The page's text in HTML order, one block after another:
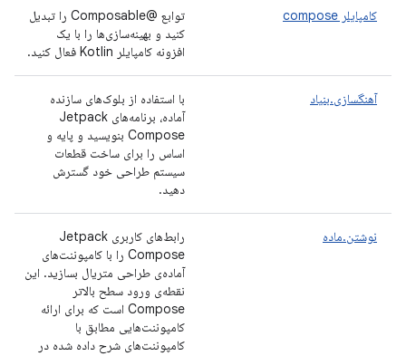
کامپایلر compose
توابع @Composable را تبدیل
کنید و بهینه‌سازی‌ها را با یک
افزونه کامپایلر Kotlin فعال کنید.
آهنگسازی.بنیاد
با استفاده از بلوک‌های سازنده
آماده، برنامه‌های Jetpack
Compose بنویسید و پایه و
اساس را برای ساخت قطعات
سیستم طراحی خود گسترش
دهید.
نوشتن.ماده
رابط‌های کاربری Jetpack
Compose را با کامپوننت‌های
آماده‌ی طراحی متریال بسازید. این
نقطه‌ی ورود سطح بالاتر
Compose است که برای ارائه
کامپوننت‌هایی مطابق با
کامپوننت‌های شرح داده شده در